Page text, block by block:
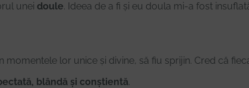
unei doule. Ideea de a fi și eu doula mi-a fost
momentele lor unice și divine, să fiu sprijin. Cred că
blândă și conștientă.